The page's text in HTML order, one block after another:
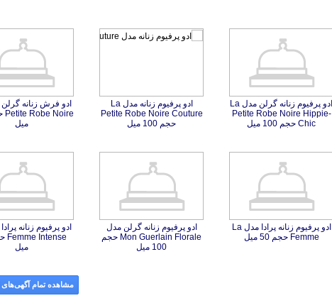
ادو پرفیوم زنانه گرلن مدل La
Petite Robe Noire Hippie-
Chic حجم 100 میل
ادو پرفیوم زنانه مدل La
Petite Robe Noire Couture
حجم 100 میل
میل
ادو پرفیوم زنانه پرادا مدل La
Femme حجم 50 میل
ادو پرفیوم زنانه گرلن مدل
Mon Guerlain Florale حجم
100 میل
میل
مشاهده تمام آگهی‌های